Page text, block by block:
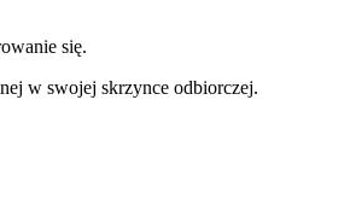
się.
w swojej skrzynce odbiorczej.